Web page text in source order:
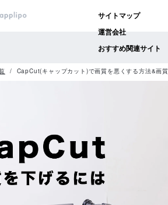
サイトマップ
運営会社
おすすめ関連サイト
CapCut(キャップカット)で画質を悪くする方法&画